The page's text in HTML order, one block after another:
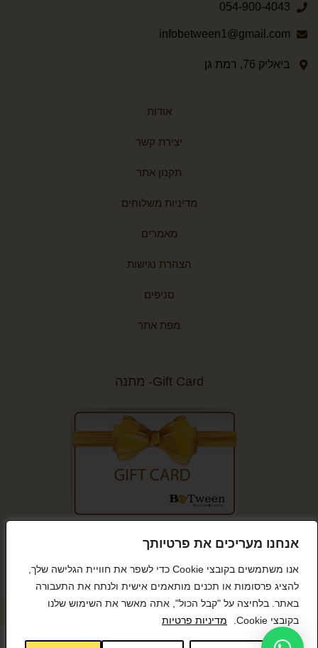
אנחנו מעריכים את פרטיותך
אנו משתמשים בקובצי Cookie כדי לשפר את חוויית הגלישה שלך,
להציג פרסומות או תכנים מותאמים אישית ולנתח את התעבורה
באתר. בלחיצה על "קבל הכול", אתה מאשר את השימוש שלנו
בקובצי Cookie.
מדיניות פרטיות
054-900-4043
infobetween1@gmail.com
ביאליק 76, רמת גן
אודות
יצירת קשר
תקנון אתר
מדיניות משלוחים
מאמרים
הצהרת נגישות
סניפים
מפת אתר
Gift Card- מתנה
קנייה מאובטחת